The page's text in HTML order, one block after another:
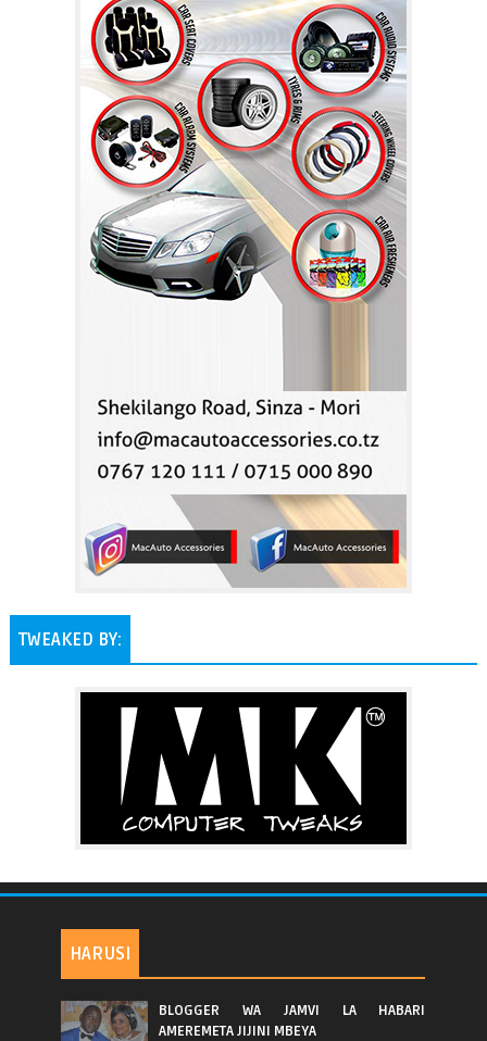
TWEAKED BY:
HARUSI
BLOGGER WA JAMVI LA HABARI
AMEREMETA JIJINI MBEYA